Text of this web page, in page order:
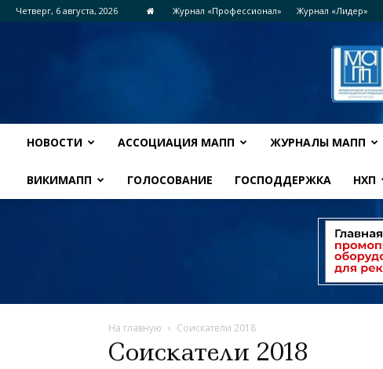
Четверг, 6 августа, 2026 Журнал «Профессионал» Журнал «Лидер»
НОВОСТИ АССОЦИАЦИЯ МАПП ЖУРНАЛЫ МАПП
ВИКИМАПП ГОЛОСОВАНИЕ ГОСПОДДЕРЖКА НХП
На главную Соискатели 2018
Соискатели 2018